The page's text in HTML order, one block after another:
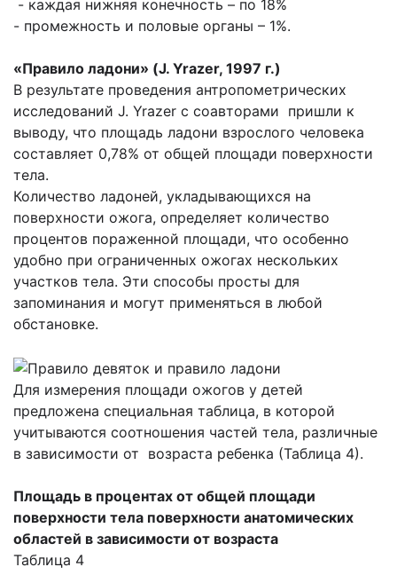
- каждая нижняя конечность – по 18%
- промежность и половые органы – 1%.
«Правило ладони» (J. Yrazer, 1997 г.)
В результате проведения антропометрических
исследований J. Yrazer с соавторами пришли к
выводу, что площадь ладони взрослого человека
составляет 0,78% от общей площади поверхности
тела.
Количество ладоней, укладывающихся на
поверхности ожога, определяет количество
процентов пораженной площади, что особенно
удобно при ограниченных ожогах нескольких
участков тела. Эти способы просты для
запоминания и могут применяться в любой
обстановке.
Для измерения площади ожогов у детей
предложена специальная таблица, в которой
учитываются соотношения частей тела, различные
в зависимости от возраста ребенка (Таблица 4).
Площадь в процентах от общей площади
поверхности тела поверхности анатомических
областей в зависимости от возраста
Таблица 4